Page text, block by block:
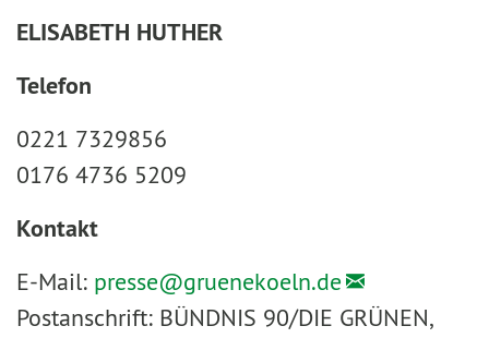
ELISABETH HUTHER
Telefon
0221 7329856
0176 4736 5209
Kontakt
E-Mail: presse@gruenekoeln.de
Postanschrift: BÜNDNIS 90/DIE GRÜNEN,